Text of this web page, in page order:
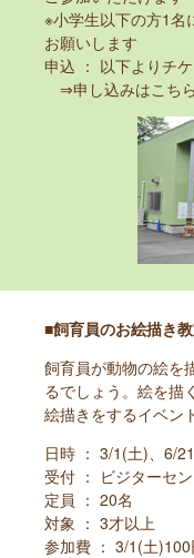
※小学生以下の方1名
お願いします
申込 ： 以下よりチ
⇒申し込みはこち
■飼育員のお絵描き
飼育員が動物の絵を
るでしょう。絵を描
絵描きをするイベン
日時 ： 3/1(土)、6/
受付 ： ビジターセ
定員 ： 20名
対象 ： 3才以上
参加費 ： 3/1(土